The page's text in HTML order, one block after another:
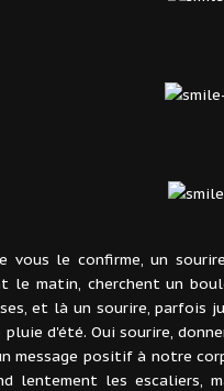
vous le confirme, un
le matin, cherchent un
et là un sourire, parfois
d'été. Oui sourire,
message positif à notre
lentement les escaliers,